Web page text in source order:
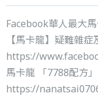
Facebook華人最大
【馬卡龍】疑難雜
https://
馬卡龍 「7788配方
https://